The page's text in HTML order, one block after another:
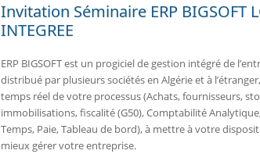
Invitation Séminaire ERP BIGSOFT
INTEGREE
ERP BIGSOFT est un progiciel de gestion intégré de
distribué par plusieurs sociétés en Algérie et à
temps réel de votre processus (Achats, fournisseurs,
immobilisations, fiscalité (G50), Comptabilité
Temps, Paie, Tableau de bord), à mettre à votre
mieux gérer votre entreprise.